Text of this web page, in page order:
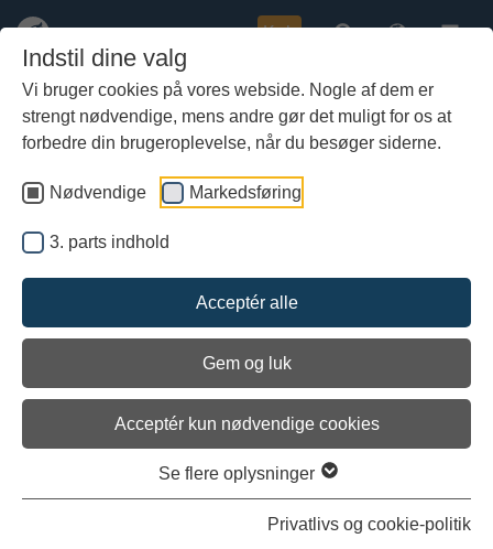
Indstil dine valg
Vi bruger cookies på vores webside. Nogle af dem er
strengt nødvendige, mens andre gør det muligt for os at
forbedre din brugeroplevelse, når du besøger siderne.
Nødvendige Markedsføring
3. parts indhold
Acceptér alle
Gem og luk
Acceptér kun nødvendige cookies
Se flere oplysninger
Privatlivs og cookie-politik
indhold
Køb
Arkiveret
Sejl solen ned – en aften i
vikingernes kølvand